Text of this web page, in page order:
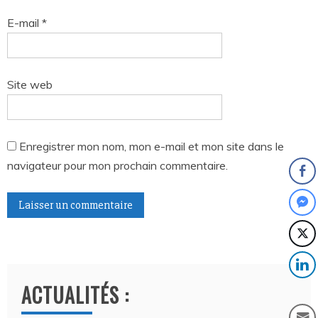
E-mail *
Site web
Enregistrer mon nom, mon e-mail et mon site dans le
navigateur pour mon prochain commentaire.
ACTUALITÉS :